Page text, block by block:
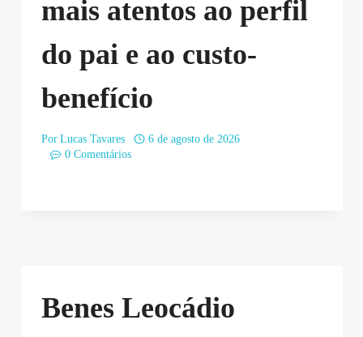
mais atentos ao perfil
do pai e ao custo-
benefício
Por Lucas Tavares
6 de agosto de 2026
0 Comentários
Benes Leocádio